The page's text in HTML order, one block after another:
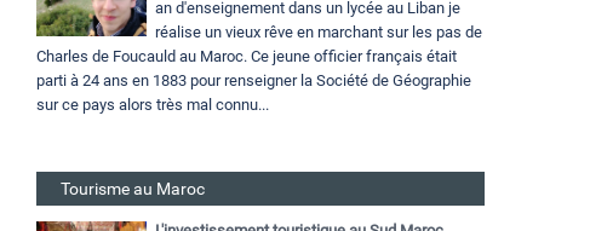
an d'enseignement dans un lycée au Liban je
réalise un vieux rêve en marchant sur les pas de
Charles de Foucauld au Maroc. Ce jeune officier français était
parti à 24 ans en 1883 pour renseigner la Société de Géographie
sur ce pays alors très mal connu...
Tourisme au Maroc